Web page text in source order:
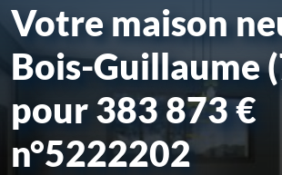
Votre maison
Bois-Guillaume
pour 383 873 €
n°5222202